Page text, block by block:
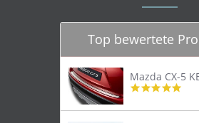
Top bewertete
4.8